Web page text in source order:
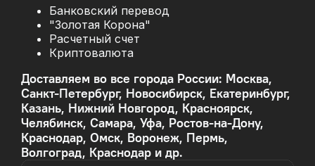
Банковский перевод
"Золотая Корона"
Расчетный счет
Криптовалюта
Доставляем во все города России: Москва,
Санкт-Петербург, Новосибирск, Екатеринбург,
Казань, Нижний Новгород, Красноярск,
Челябинск, Самара, Уфа, Ростов-на-Дону,
Краснодар, Омск, Воронеж, Пермь,
Волгоград, Краснодар и др.